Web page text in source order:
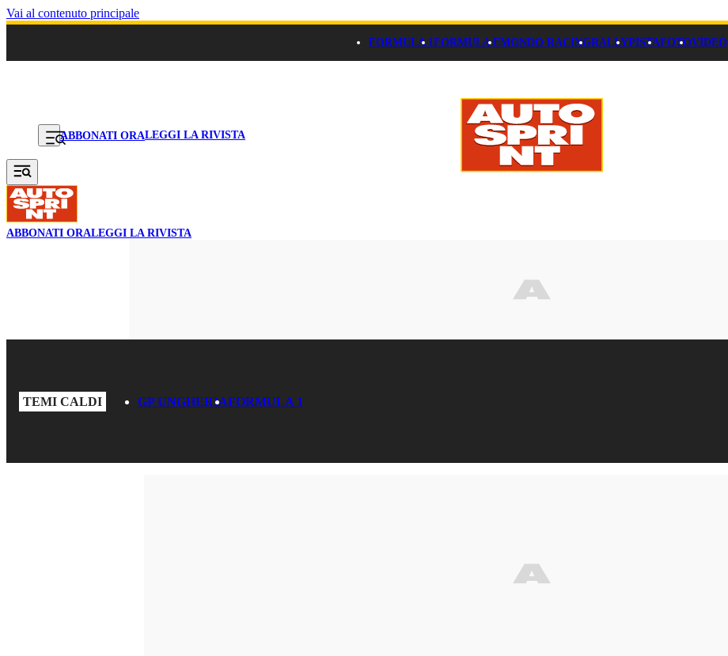
Vai al contenuto principale
FORMULA 1FORMULA EMONDO RACINGRALLYPISTAFOTOVIDEO
ABBONATI ORALEGGI LA RIVISTA
ABBONATI ORALEGGI LA RIVISTA
TEMI CALDI GP UNGHERIAFORMULA 1